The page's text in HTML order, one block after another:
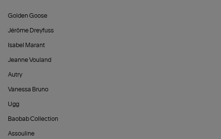
Golden Goose
Jérôme Dreyfuss
Isabel Marant
Jeanne Vouland
Autry
Vanessa Bruno
Ugg
Baobab Collection
Assouline